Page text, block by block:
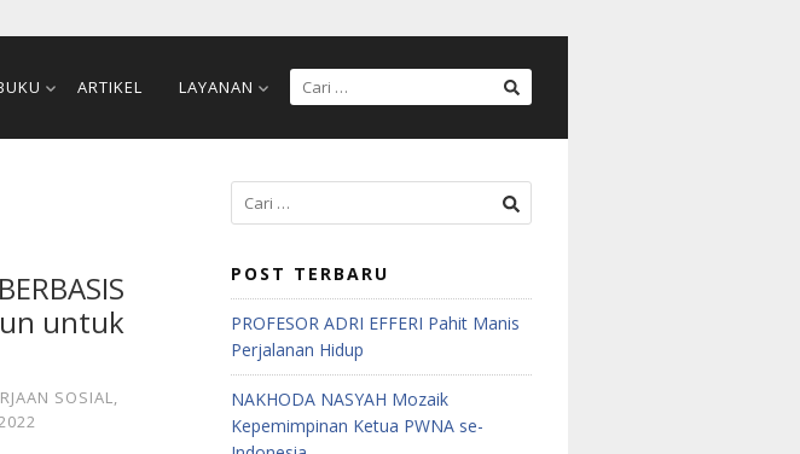
ARTIKEL LAYANAN
untuk
SOSIAL,
POST TERBARU
PROFESOR ADRI EFFERI Pahit Manis
Perjalanan Hidup
NAKHODA NASYAH Mozaik
Kepemimpinan Ketua PWNA se-